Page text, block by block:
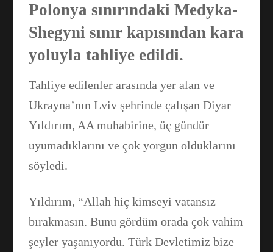
Polonya sınırındaki Medyka-
Shegyni sınır kapısından kara
yoluyla tahliye edildi.
Tahliye edilenler arasında yer alan ve
Ukrayna’nın Lviv şehrinde çalışan Diyar
Yıldırım, AA muhabirine, üç gündür
uyumadıklarını ve çok yorgun olduklarını
söyledi.
Yıldırım, “Allah hiç kimseyi vatansız
bırakmasın. Bunu gördüm orada çok vahim
şeyler yaşanıyordu. Türk Devletimiz bize